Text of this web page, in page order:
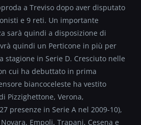
a Treviso dopo aver disputato
e 9 reti. Un importante
sarà quindi a disposizione di
quindi un Perticone in più per
stagione in Serie D. Cresciuto nelle
cui ha debuttato in prima
biancoceleste ha vestito
Pizzighettone, Verona,
presenze in Serie A nel 2009-10),
Empoli, Trapani, Cesena e